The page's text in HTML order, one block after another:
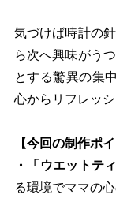
気づけば時計の
ら次へ興味がう
とする驚異の集
心からリフレッシ
【今回の制作ポイ
・「ウエットテ
る環境でママの